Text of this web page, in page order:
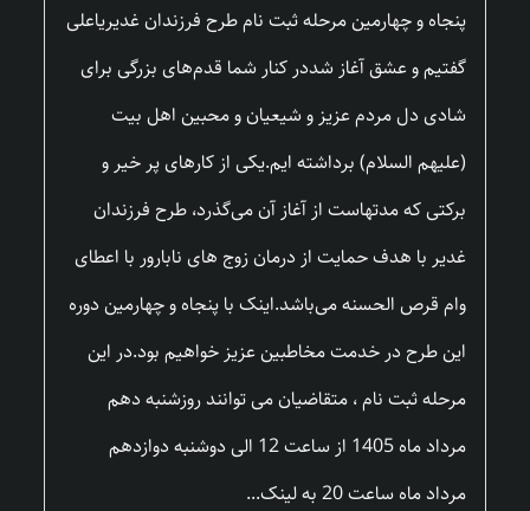
پنجاه و چهارمین مرحله ثبت نام طرح فرزندان غدیریاعلی
گفتیم و عشق آغاز شددر کنار شما قدم‌های بزرگی برای
شادی دل مردم عزیز و شیعیان و محبین اهل بیت
(علیهم السلام) برداشته ایم.یکی از کارهای پر خیر و
برکتی که مدتهاست از آغاز آن می‌گذرد، طرح فرزندان
غدیر با هدف حمایت از درمان زوج های نابارور با اعطای
وام قرص الحسنه می‌باشد.اینک با پنجاه و چهارمین دوره
این طرح در خدمت مخاطبین عزیز خواهیم بود.در این
مرحله ثبت نام ، متقاضیان می توانند روزشنبه دهم
مرداد ماه 1405 از ساعت 12 الی دوشنبه دوازدهم
مرداد ماه ساعت 20 به لینک...